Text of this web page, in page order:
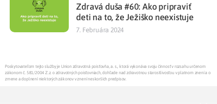
Zdravá duša #60: Ako pripraviť
deti na to, že Ježiško neexistuje
7. Februára 2024
Poskytovateľom tejto služby je Union zdravotná poisťovňa, a. s., ktorá vykonáva svoju činnosť v rozsahu určenom
zákonom č. 581/2004 Z.z. o zdravotných poisťovniach, dohľade nad zdravotnou starostlivosťou v platnom znení a o
zmene a doplnení niektorých zákonov v znení neskorších predpisov.